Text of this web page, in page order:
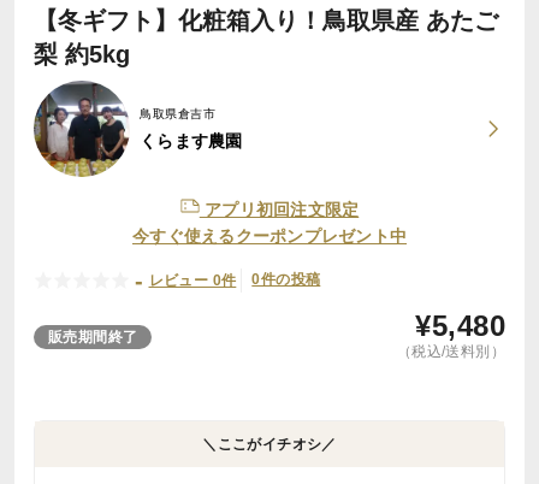
【冬ギフト】化粧箱入り！鳥取県産 あたご
梨 約5kg
鳥取県倉吉市
くらます農園
アプリ初回注文限定
今すぐ使えるクーポンプレゼント中
- レビュー 0件 0件の投稿
販売期間終了 ¥5,480
（税込/送料別）
＼ここがイチオシ／